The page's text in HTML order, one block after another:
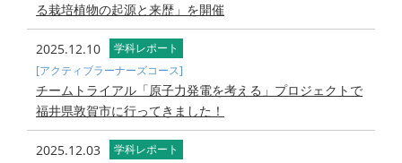
る栽培植物の起源と来歴」を開催
2025.12.10
学科レポート
[アクティブラーナーズコース]
チームトライアル「原子力発電を考える」プロジェクトで
福井県敦賀市に行ってきました！
2025.12.03
学科レポート